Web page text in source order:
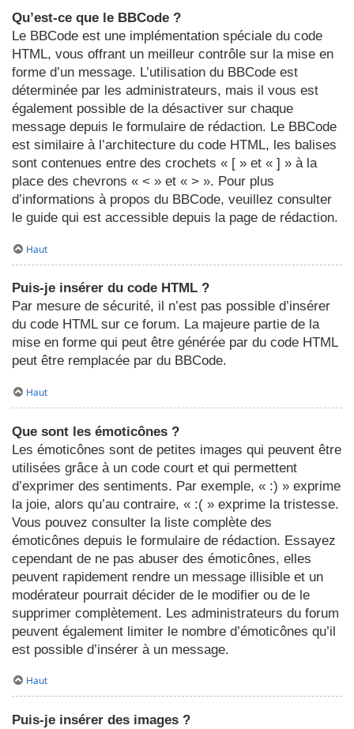
Qu’est-ce que le BBCode ?
Le BBCode est une implémentation spéciale du code
HTML, vous offrant un meilleur contrôle sur la mise en
forme d’un message. L’utilisation du BBCode est
déterminée par les administrateurs, mais il vous est
également possible de la désactiver sur chaque
message depuis le formulaire de rédaction. Le BBCode
est similaire à l’architecture du code HTML, les balises
sont contenues entre des crochets « [ » et « ] » à la
place des chevrons « < » et « > ». Pour plus
d’informations à propos du BBCode, veuillez consulter
le guide qui est accessible depuis la page de rédaction.
Haut
Puis-je insérer du code HTML ?
Par mesure de sécurité, il n’est pas possible d’insérer
du code HTML sur ce forum. La majeure partie de la
mise en forme qui peut être générée par du code HTML
peut être remplacée par du BBCode.
Haut
Que sont les émoticônes ?
Les émoticônes sont de petites images qui peuvent être
utilisées grâce à un code court et qui permettent
d’exprimer des sentiments. Par exemple, « :) » exprime
la joie, alors qu’au contraire, « :( » exprime la tristesse.
Vous pouvez consulter la liste complète des
émoticônes depuis le formulaire de rédaction. Essayez
cependant de ne pas abuser des émoticônes, elles
peuvent rapidement rendre un message illisible et un
modérateur pourrait décider de le modifier ou de le
supprimer complètement. Les administrateurs du forum
peuvent également limiter le nombre d’émoticônes qu’il
est possible d’insérer à un message.
Haut
Puis-je insérer des images ?